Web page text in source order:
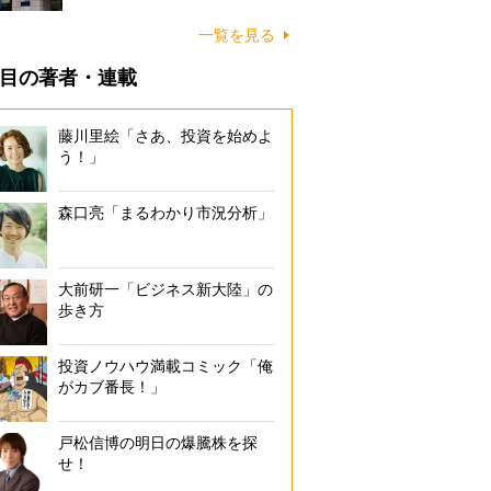
一覧を見る
の著者・連載
藤川里絵「さあ、投資を始めよ
う！」
森口亮「まるわかり市況分析」
大前研一「ビジネス新大陸」の
歩き方
投資ノウハウ満載コミック「俺
がカブ番長！」
戸松信博の明日の爆騰株を探
せ！